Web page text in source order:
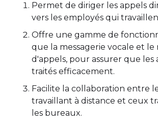
Permet de diriger les appels
vers les employés qui
Offre une gamme de
que la messagerie vocale et le
d'appels, pour assurer que les
traités efficacement.
Facilite la collaboration entre
travaillant à distance et ceux
les bureaux.